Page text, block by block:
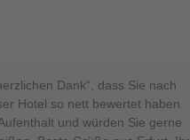
Dank“, dass Sie nach
Hotel so nett bewertet haben.
und würden Sie gerne